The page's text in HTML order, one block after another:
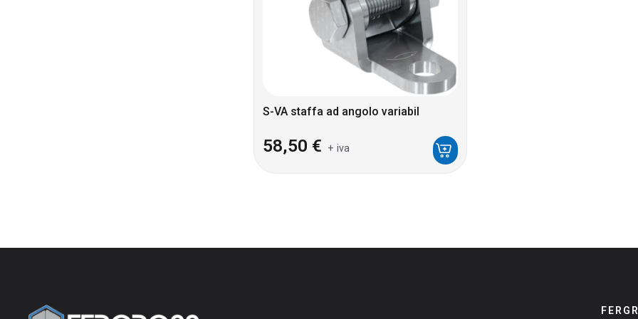
S-VA staffa ad angolo variabil
58,50 € + iva